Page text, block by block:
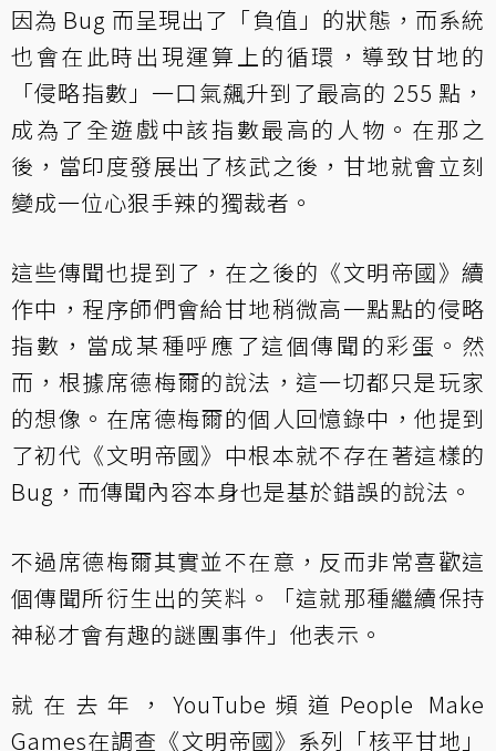
因為 Bug 而呈現出了「負值」的狀態，而系統
也會在此時出現運算上的循環，導致甘地的
「侵略指數」一口氣飆升到了最高的 255 點，
成為了全遊戲中該指數最高的人物。在那之
後，當印度發展出了核武之後，甘地就會立刻
變成一位心狠手辣的獨裁者。
這些傳聞也提到了，在之後的《文明帝國》續
作中，程序師們會給甘地稍微高一點點的侵略
指數，當成某種呼應了這個傳聞的彩蛋。然
而，根據席德梅爾的說法，這一切都只是玩家
的想像。在席德梅爾的個人回憶錄中，他提到
了初代《文明帝國》中根本就不存在著這樣的
Bug，而傳聞內容本身也是基於錯誤的說法。
不過席德梅爾其實並不在意，反而非常喜歡這
個傳聞所衍生出的笑料。「這就那種繼續保持
神秘才會有趣的謎團事件」他表示。
就在去年，YouTube頻道 People Make
Games在調查《文明帝國》系列「核平甘地」